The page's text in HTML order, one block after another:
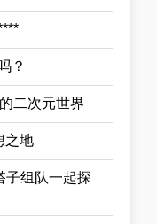
？
二次元世界
之地
子组队一起探